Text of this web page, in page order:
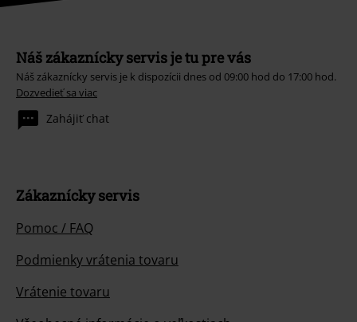
Náš zákaznícky servis je tu pre vás
Náš zákaznícky servis je k dispozícii dnes od 09:00 hod do 17:00 hod.
Dozvedieť sa viac
Zahájiť chat
Zákaznícky servis
Pomoc / FAQ
Podmienky vrátenia tovaru
Vrátenie tovaru